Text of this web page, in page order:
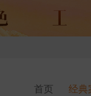
首页 经典